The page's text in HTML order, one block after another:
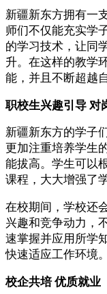
新疆新东方拥有一
师们不仅能充实学
的学习技术，让同
升。在这样的教学
能，并且不断超越自
职校生兴趣引导 对
新疆新东方的学子
更加注重培养学生
能拔高。学生可以
课程，大大增强了
在校期间，学校还
兴趣和竞争动力，
速掌握并应用所学
快速适应工作环境。
校企共培 优质就业